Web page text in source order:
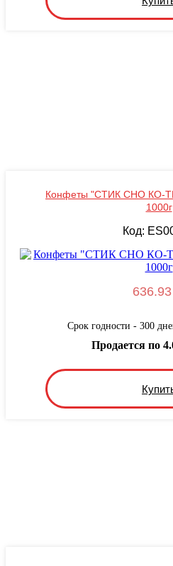
Конфеты "СТИК CHO КО-
1000г
Код:
Срок годности - 300
Продается по